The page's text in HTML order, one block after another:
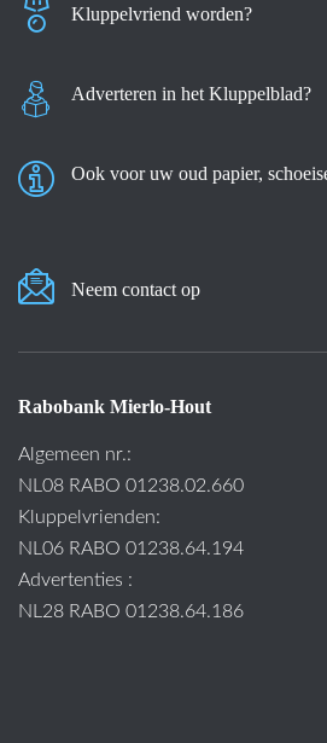
Kluppelvriend worden?
Adverteren in het Kluppelblad?
Ook voor uw oud papier,
Neem contact op
Rabobank Mierlo-Hout
Algemeen nr.:
NL08 RABO 01238.02.660
Kluppelvrienden:
NL06 RABO 01238.64.194
Advertenties :
NL28 RABO 01238.64.186